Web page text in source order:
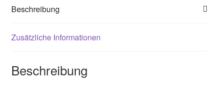
Beschreibung
Zusätzliche Informationen
Beschreibung